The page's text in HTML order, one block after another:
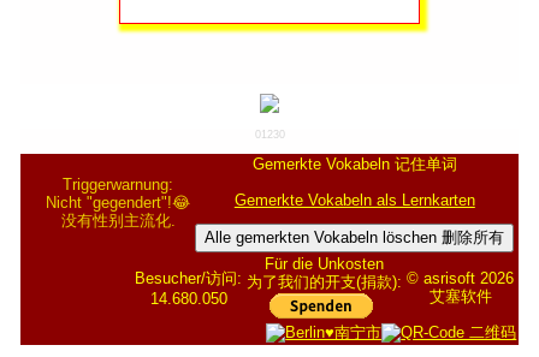
01230
Triggerwarnung:
Nicht "gegendert"!😂
没有性别主流化.
Gemerkte Vokabeln 记住单词
Gemerkte Vokabeln als Lernkarten
Alle gemerkten Vokabeln löschen 删除所有
Besucher/访问:
14.680.050
Für die Unkosten
为了我们的开支(捐款): © asrisoft 2026
艾塞软件